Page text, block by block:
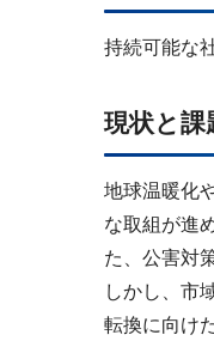
持続可能な
現状と課
地球温暖化
な取組が進
た、公害対
しかし、市
転換に向け